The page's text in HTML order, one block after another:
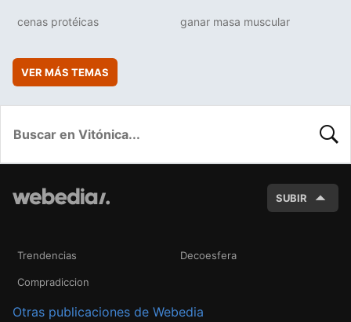
cenas protéicas ganar masa muscular
VER MÁS TEMAS
SUBIR
Trendencias Decoesfera
Compradiccion
Otras publicaciones de Webedia